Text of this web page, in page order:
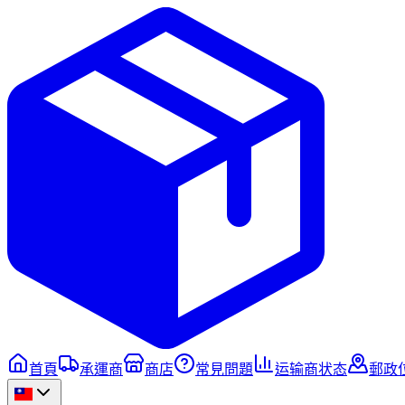
首頁 承運商 商店 常見問題 运输商状态 郵政